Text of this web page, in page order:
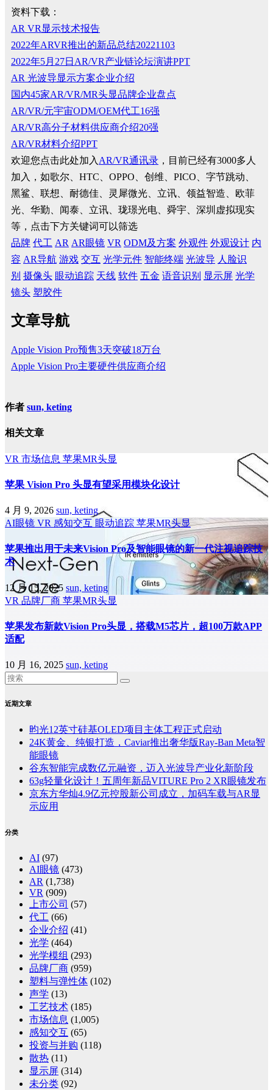
资料下载：
AR VR显示技术报告
2022年ARVR推出的新品总结20221103
2022年5月27日AR/VR产业链论坛演讲PPT
AR 光波导显示方案企业介绍
国内45家AR/VR/MR头显品牌企业盘点
AR/VR/元宇宙ODM/OEM代工16强
AR/VR高分子材料供应商介绍20强
AR/VR材料介绍PPT
欢迎您点击此处加入 AR/VR通讯录 ，目前已经有3000多人
加入，如歌尔、HTC、OPPO、创维、PICO、字节跳动、
黑鲨、联想、耐德佳、灵犀微光、立讯、领益智造、欧菲
光、华勤、闻泰、立讯、珑璟光电、舜宇、深圳虚拟现实
等，点击下方关键词可以筛选
品牌 代工 AR AR眼镜 VR ODM及方案 外观件 外观设计 内
容 AR导航 游戏 交互 光学元件 智能终端 光波导 人脸识
别 摄像头 眼动追踪 天线 软件 五金 语音识别 显示屏 光学
镜头 塑胶件
文章导航
Apple Vision Pro预售3天突破18万台
Apple Vision Pro主要硬件供应商介绍
作者 sun, keting
相关文章
VR 市场信息 苹果MR头显
苹果 Vision Pro 头显有望采用模块化设计
4 月 9, 2026 sun, keting
AI眼镜 VR 感知交互 眼动追踪 苹果MR头显
苹果推出用于未来Vision Pro及智能眼镜的新一代注视追踪技
术
12 月 15, 2025 sun, keting
VR 品牌厂商 苹果MR头显
苹果发布新款Vision Pro头显，搭载M5芯片，超100万款APP
适配
10 月 16, 2025 sun, keting
近期文章
昀光12英寸硅基OLED项目主体工程正式启动
24K黄金、纯银打造，Caviar推出奢华版Ray-Ban Meta智
能眼镜
谷东智能完成数亿元融资，迈入光波导产业化新阶段
63g轻量化设计！五周年新品VITURE Pro 2 XR眼镜发布
京东方华灿4.9亿元控股新公司成立，加码车载与AR显
示应用
分类
AI (97)
AI眼镜 (473)
AR (1,738)
VR (909)
上市公司 (57)
代工 (66)
企业介绍 (41)
光学 (464)
光学模组 (293)
品牌厂商 (959)
塑料与弹性体 (102)
声学 (13)
工艺技术 (185)
市场信息 (1,005)
感知交互 (65)
投资与并购 (118)
散热 (11)
显示屏 (314)
未分类 (92)